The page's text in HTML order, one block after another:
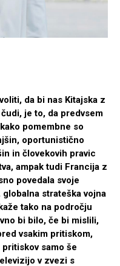
da bi nas Kitajska z
je to, da predvsem
pomembne so
oportunistično
in človekovih pravic
ampak tudi Francija z
povedala svoje
strateška vojna
tako na področju
bi bilo, če bi mislili,
vsakim pritiskom,
samo še
v zvezi s